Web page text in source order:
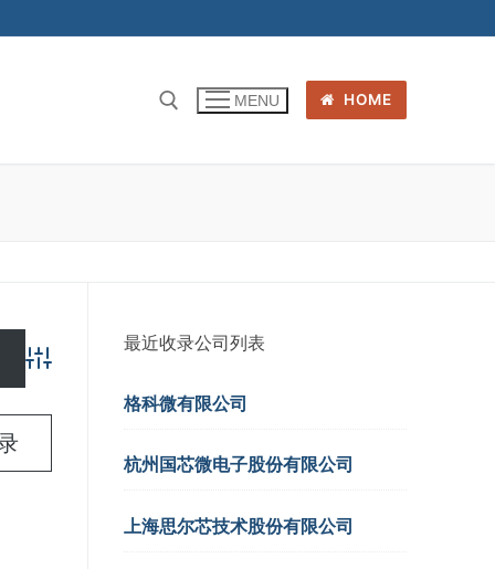
MENU HOME
Advanced Search
最近收录公司列表
格科微有限公司
杭州国芯微电子股份有限公司
上海思尔芯技术股份有限公司